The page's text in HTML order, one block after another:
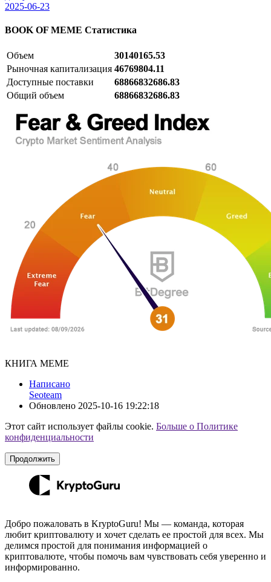
2025-06-23
BOOK OF MEME Статистика
Объем
30140165.53
Рыночная капитализация 46769804.11
Доступные поставки
68866832686.83
Общий объем
68866832686.83
КНИГА МЕМЕ
Написано
Seoteam
Обновлено 2025-10-16 19:22:18
Этот сайт использует файлы cookie. Больше о Политике
конфиденциальности
Продолжить
Добро пожаловать в KryptoGuru! Мы — команда, которая
любит криптовалюту и хочет сделать ее простой для всех. Мы
делимся простой для понимания информацией о
криптовалюте, чтобы помочь вам чувствовать себя уверенно и
информированно.